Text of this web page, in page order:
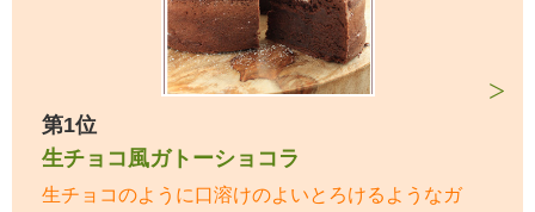
第1位
生チョコ風ガトーショコラ
生チョコのように口溶けのよいとろけるようなガ